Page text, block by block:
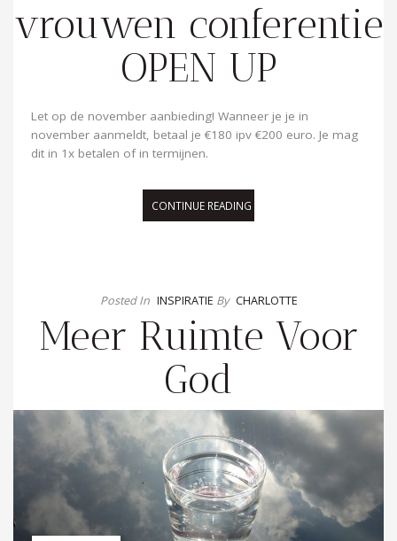
vrouwen conferentie
OPEN UP
Let op de november aanbieding! Wanneer je je in
november aanmeldt, betaal je €180 ipv €200 euro. Je mag
dit in 1x betalen of in termijnen.
CONTINUE READING
Posted In INSPIRATIE By CHARLOTTE
Meer Ruimte Voor
God